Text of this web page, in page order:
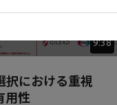
9:38
択における重視
用性